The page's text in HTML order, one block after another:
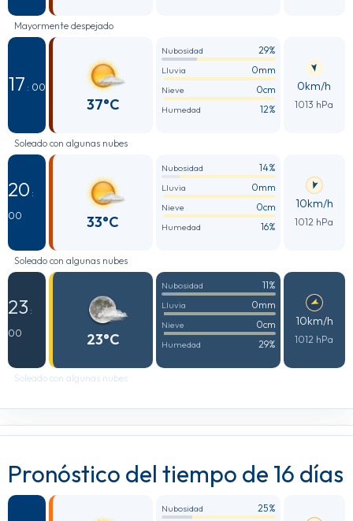
Mayormente despejado
17 : 00
37°C
Nubosidad 29%
Lluvia 0mm
Nieve 0cm
Humedad 12%
0km/h
1013 hPa
Soleado con algunas nubes
20 :
00
33°C
Nubosidad 14%
Lluvia 0mm
Nieve 0cm
Humedad 16%
10km/h
1012 hPa
Soleado con algunas nubes
23 :
00
23°C
Nubosidad 11%
Lluvia 0mm
Nieve 0cm
Humedad 29%
10km/h
1012 hPa
Soleado con algunas nubes
Pronóstico del tiempo de 16 días
Nubosidad 25%